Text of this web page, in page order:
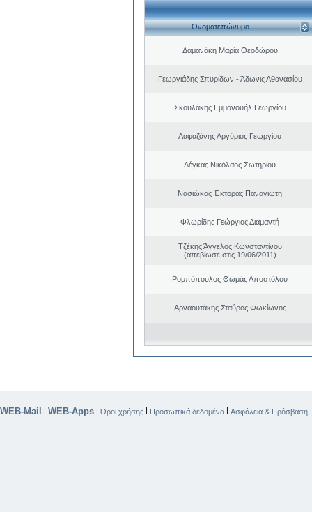
Ονοματεπώνυμο
Δαμανάκη Μαρία Θεοδώρου
Γεωργιάδης Σπυρίδων - Άδωνις Αθανασίου
Σκουλάκης Εμμανουήλ Γεωργίου
Λαφαζάνης Αργύριος Γεωργίου
Λέγκας Νικόλαος Σωτηρίου
Νασιώκας Έκτορας Παναγιώτη
Φλωρίδης Γεώργιος Διαμαντή
Τζέκης Άγγελος Κωνσταντίνου
(απεβίωσε στις 19/06/2011)
Ρομπόπουλος Θωμάς Αποστόλου
Αρναουτάκης Σταύρος Φωκίωνος
WEB-Mail | WEB-Apps |Όροι χρήσης | Προσωπικά δεδομένα | Ασφάλεια & Πρόσβαση